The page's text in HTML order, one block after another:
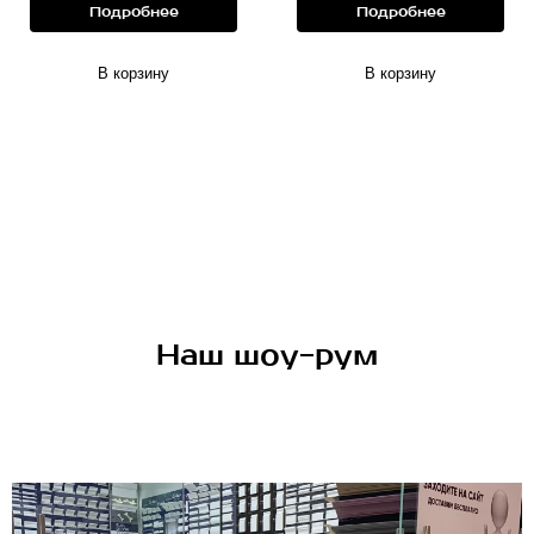
Подробнее
В корзину
Подробнее
В корзину
Наш шоу-рум